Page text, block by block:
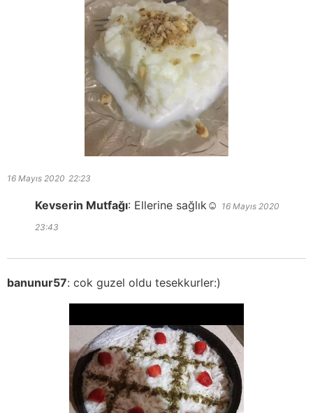
16 Mayıs 2020 22:23
Kevserin Mutfağı: Ellerine sağlık☺️ 16 Mayıs 2020
23:43
banunur57: cok guzel oldu tesekkurler:)